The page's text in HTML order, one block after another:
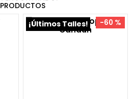
PRODUCTOS
-60 %
¡Últimos Talles!